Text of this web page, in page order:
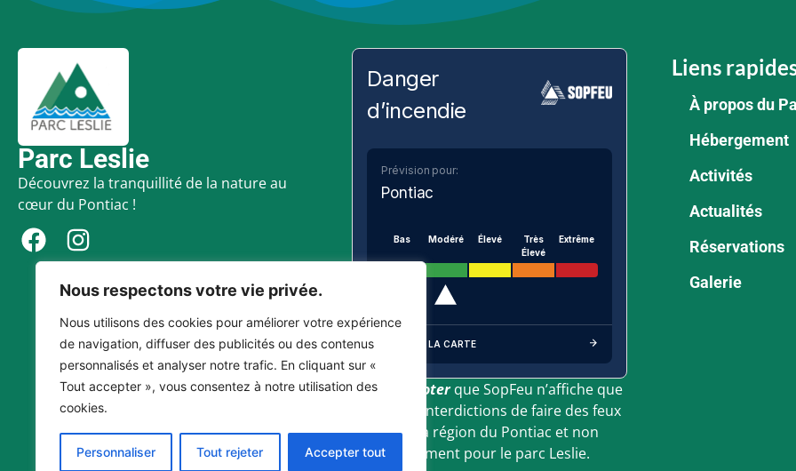
Nous respectons votre vie privée.
Nous utilisons des cookies pour améliorer votre expérience
de navigation, diffuser des publicités ou des contenus
personnalisés et analyser notre trafic. En cliquant sur «
Tout accepter », vous consentez à notre utilisation des
cookies.
Personnaliser Tout rejeter Accepter tout
Parc Leslie
Découvrez la tranquillité de la nature au
cœur du Pontiac !
Danger
d’incendie
Prévision pour:
Pontiac
Bas Modéré Élevé
Très
Élevé
Extrême
VOIR SUR LA CARTE
Veuillez noter que SopFeu n’affiche que
l’état des interdictions de faire des feux
pour la région du Pontiac et non
seulement pour le parc Leslie.
Liens
À propos du
Hébergement
Activités
Actualités
Réservations
Galerie